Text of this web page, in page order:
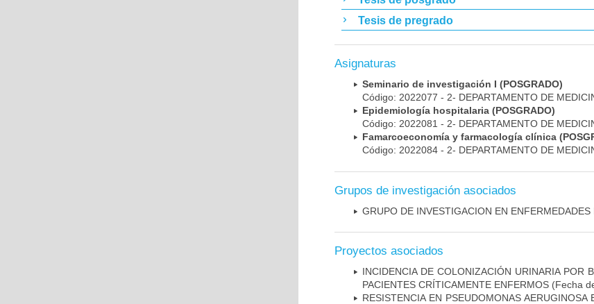
Tesis de pregrado
Asignaturas
Seminario de investigación I (POSGRADO)
Código: 2022077 - 2- DEPARTAMENTO DE
Epidemiología hospitalaria (POSGRADO)
Código: 2022081 - 2- DEPARTAMENTO DE
Famarcoeconomía y farmacología clínica
Código: 2022084 - 2- DEPARTAMENTO DE
Grupos de investigación asociados
GRUPO DE INVESTIGACION EN ENFERMEDADES
Proyectos asociados
INCIDENCIA DE COLONIZACIÓN URINARIA POR
PACIENTES CRÍTICAMENTE ENFERMOS (Fecha
RESISTENCIA EN PSEUDOMONAS AERUGINOSA